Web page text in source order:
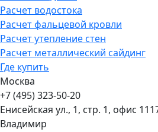
Расчет водостока
Расчет фальцевой кровли
Расчет утепление стен
Расчет металлический сайдинг
Где купить
Москва
+7 (495) 323-50-20
Енисейская ул., 1, стр. 1, офис
Владимир